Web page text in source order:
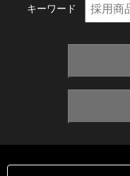
キーワード